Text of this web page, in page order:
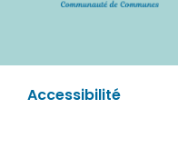
Accessibilité